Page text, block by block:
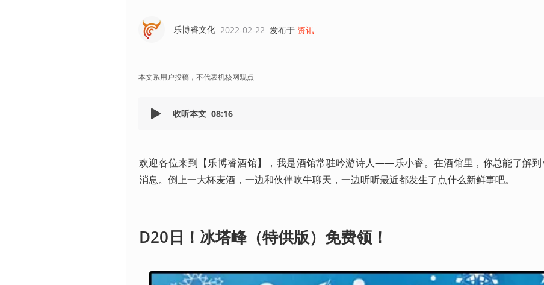
乐博睿文化 2022-02-22 发布于 资讯
本文系用户投稿，不代表机核网观点
收听本文 08:16
欢迎各位来到【乐博睿酒馆】，我是酒馆常驻吟游诗人——乐小睿。在酒馆里，你总能了解
消息。倒上一大杯麦酒，一边和伙伴吹牛聊天，一边听听最近都发生了点什么新鲜事吧。
D20日！冰塔峰（特供版）免费领！